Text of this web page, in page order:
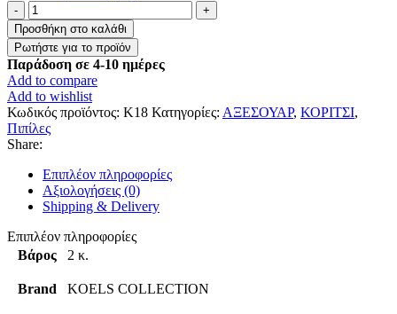
Σετ
Χειροποίητη
πιπίλα
πολυτελείας
”Ροζ
–
Χρυσή"
ποσότητα
Προσθήκη στο καλάθι
Παράδοση σε 4-10 ημέρες
Add to compare
Add to wishlist
Κωδικός προϊόντος: K18 Κατηγορίες: ΑΞΕΣΟΥΑΡ, ΚΟΡΙΤΣΙ,
Πιπίλες
Share:
Επιπλέον πληροφορίες
Αξιολογήσεις (0)
Shipping & Delivery
Επιπλέον πληροφορίες
Βάρος
2 κ.
Brand KOELS COLLECTION